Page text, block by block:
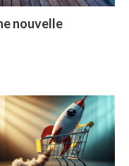
nouvelle